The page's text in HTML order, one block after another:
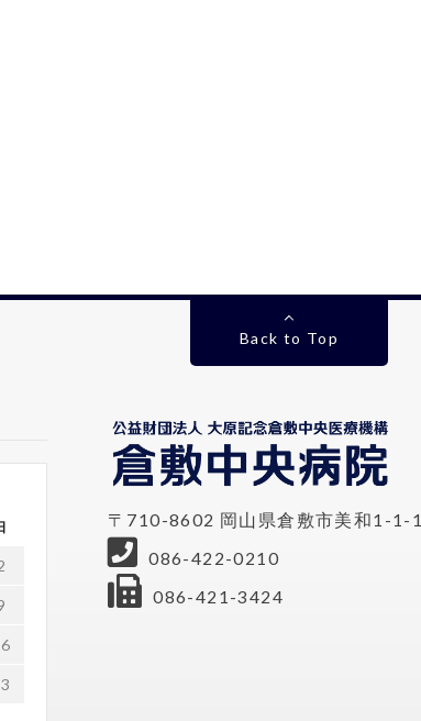
Back to Top
〒710-8602 岡山県倉敷市美和1-1-1
086-422-0210
086-421-3424